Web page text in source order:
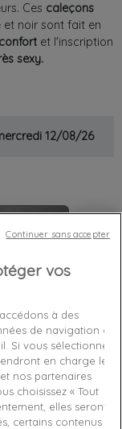
Ces caleçons
noir sont fait en
confort et l'inscription
sexy.
12/08/26
favorite_border
vos
à des
de navigation ou
Si vous sélectionnez
en charge les
nos partenaires
choisissez « Tout
elles seront
certains contenus et
Continuer sans accepter